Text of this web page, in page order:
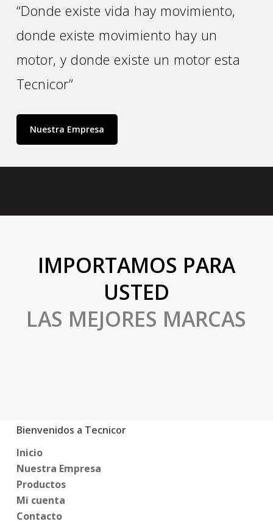
“Donde existe vida hay movimiento,
donde existe movimiento hay un
motor, y donde existe un motor esta
Tecnicor”
Nuestra Empresa
IMPORTAMOS PARA
USTED
LAS MEJORES MARCAS
Bienvenidos a Tecnicor
Inicio
Nuestra Empresa
Productos
Mi cuenta
Contacto